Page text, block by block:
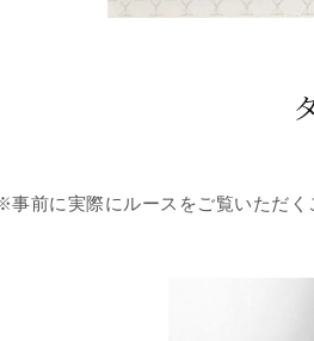
事前に実際にルースをご覧いただく